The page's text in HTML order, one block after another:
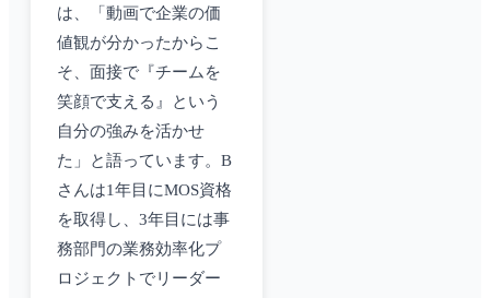
は、「動画で企業の価
値観が分かったからこ
そ、面接で『チームを
笑顔で支える』という
自分の強みを活かせ
た」と語っています。B
さんは1年目にMOS資格
を取得し、3年目には事
務部門の業務効率化プ
ロジェクトでリーダー